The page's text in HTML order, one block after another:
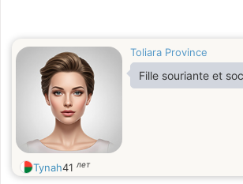
Toliara Province
Fille souriante et
Tynah41 лет